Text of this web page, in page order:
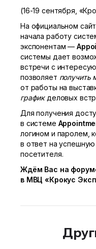
(16-19 сентября,
На официальном
начала работу
экспонентам —
системы дает
встречи с
позволяет получить
от работы на
график деловых
Для получения
в системе
логином и паролем,
в ответ на
посетителя.
Ждём Вас на
в МВЦ «Крокус